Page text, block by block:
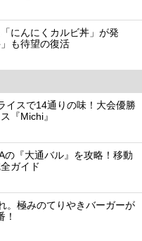
にんにくカルビ丼」が発
も待望の復活
イスで14通りの味！大会優勝
『Michi』
の『大通バル』を攻略！移動
ガイド
。極みのてりやきバーガーが
！